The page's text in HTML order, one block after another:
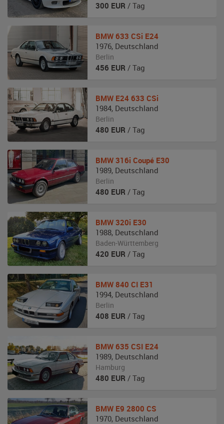
300 EUR / Tag
BMW 633 CSi E24
1976, Deutschland
Berlin
456 EUR / Tag
BMW E24 633 CSi
1984, Deutschland
Berlin
480 EUR / Tag
BMW 316i Coupé E30
1989, Deutschland
Berlin
480 EUR / Tag
BMW 320i E30
1988, Deutschland
Baden-Württemberg
420 EUR / Tag
BMW 840 CI E31
1994, Deutschland
Berlin
408 EUR / Tag
BMW 635 CSI E24
1989, Deutschland
Hamburg
480 EUR / Tag
BMW E9 2800 CS
1970, Deutschland